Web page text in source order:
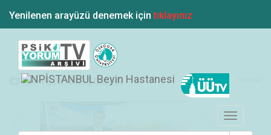
Yenilenen arayüzü denemek içintıklayınız
Toggle
navigation
EN YENİ VİDEOLAR